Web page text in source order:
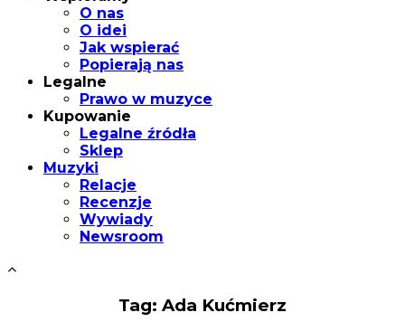
O nas
O idei
Jak wspierać
Popierają nas
Legalne
Prawo w muzyce
Kupowanie
Legalne źródła
Sklep
Muzyki
Relacje
Recenzje
Wywiady
Newsroom
Tag: Ada Kućmierz